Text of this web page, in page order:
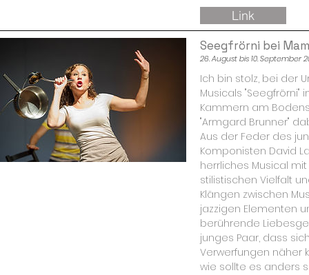
Link
Seegfrörni bei
26. August bis 10. September
Ich bin stolz, bei der
Musicals "Seegfrörni"
Kammern am
"Armgard Brunner"
Aus der Feder des
Komponisten David
herrliches Musical
stilistischen Vielfalt
Klängen zwischen
jazzigen Elementen
berührende
junges Paar, dass
Verwerfungen näher
wie sollte es anders